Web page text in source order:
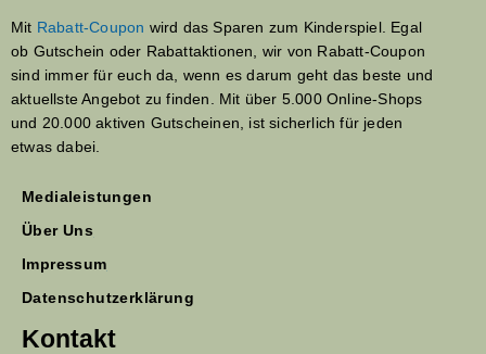
Mit Rabatt-Coupon wird das Sparen zum Kinderspiel. Egal
ob Gutschein oder Rabattaktionen, wir von Rabatt-Coupon
sind immer für euch da, wenn es darum geht das beste und
aktuellste Angebot zu finden. Mit über 5.000 Online-Shops
und 20.000 aktiven Gutscheinen, ist sicherlich für jeden
etwas dabei.
Medialeistungen
Über Uns
Impressum
Datenschutzerklärung
Kontakt